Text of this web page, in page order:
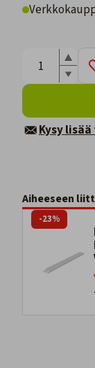
Kysy
Aiheeseen
-23%